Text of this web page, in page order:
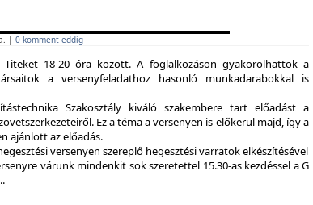
| 0 komment eddig
Titeket 18-20 óra között. A foglalkozáson gyakorolhattok a
a versenyfeladathoz hasonló munkadarabokkal is
Szakosztály kiváló szakembere tart előadást a
Ez a téma a versenyen is előkerül majd, így a
ajánlott az előadás.
versenyen szereplő hegesztési varratok elkészítésével
várunk mindenkit sok szeretettel 15.30-as kezdéssel a G